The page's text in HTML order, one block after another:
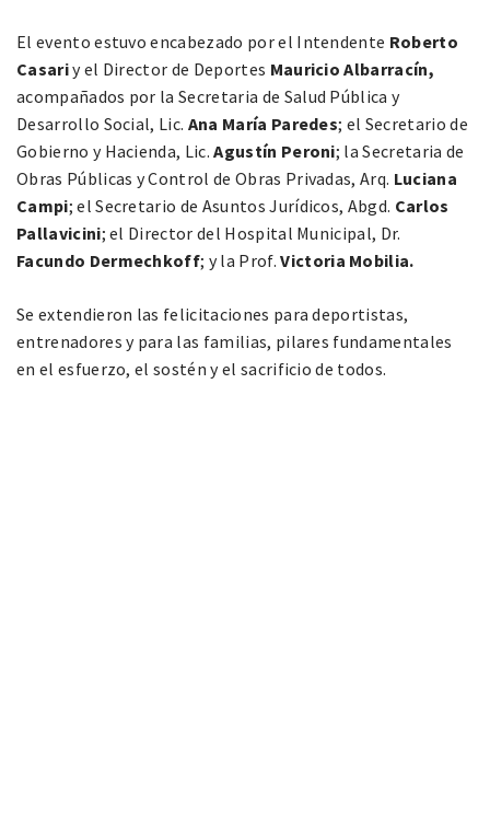
El evento estuvo encabezado por el Intendente Roberto
Casariy el Director de Deportes Mauricio Albarracín,
acompañados por la Secretaria de Salud Pública y
Desarrollo Social, Lic. Ana María Paredes; el Secretario de
Gobierno y Hacienda, Lic.Agustín Peroni; la Secretaria de
Obras Públicas y Control de Obras Privadas, Arq. Luciana
Campi; el Secretario de Asuntos Jurídicos, Abgd. Carlos
Pallavicini; el Director del Hospital Municipal, Dr.
Facundo Dermechkoff; y la Prof.Victoria Mobilia.
Se extendieron las felicitaciones para deportistas,
entrenadores y para las familias, pilares fundamentales
en el esfuerzo, el sostén y el sacrificio de todos.